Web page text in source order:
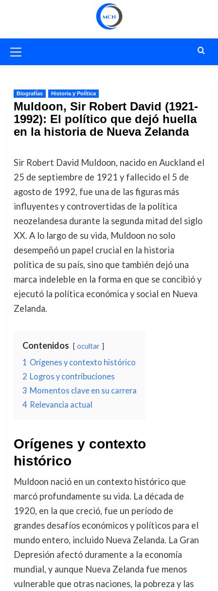
primario
Biografías Historia y Política
Muldoon, Sir Robert David (1921-
1992): El político que dejó huella
en la historia de Nueva Zelanda
Sir Robert David Muldoon, nacido en Auckland el
25 de septiembre de 1921 y fallecido el 5 de
agosto de 1992, fue una de las figuras más
influyentes y controvertidas de la política
neozelandesa durante la segunda mitad del siglo
XX. A lo largo de su vida, Muldoon no solo
desempeñó un papel crucial en la historia
política de su país, sino que también dejó una
marca indeleble en la forma en que se concibió y
ejecutó la política económica y social en Nueva
Zelanda.
Contenidos ocultar
1 Orígenes y contexto histórico
2 Logros y contribuciones
3 Momentos clave en su carrera
4 Relevancia actual
Orígenes y contexto
histórico
Muldoon nació en un contexto histórico que
marcó profundamente su vida. La década de
1920, en la que creció, fue un período de
grandes desafíos económicos y políticos para el
mundo entero, incluido Nueva Zelanda. La Gran
Depresión afectó duramente a la economía
mundial, y aunque Nueva Zelanda fue menos
vulnerable que otras naciones, la pobreza y las